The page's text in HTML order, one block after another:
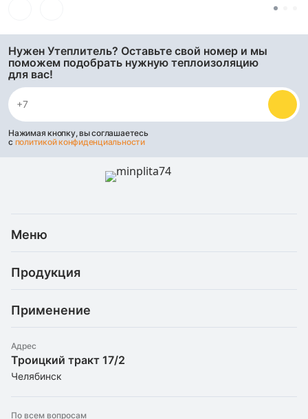
Нужен Утеплитель? Оставьте свой номер и мы
поможем подобрать нужную теплоизоляцию
для вас!
Нажимая кнопку, вы соглашаетесь
с политикой конфиденциальности
Меню
Услуги
Доставка и оплата
О компании
Утеплители оптом
Контакты
Продукция
Базальтовая теплоизоляция
Штапельное стекловолокно
Экструдированный пенополистирол
Пенопласт
Применение
Для бани/сауны
Для вентиляции
Для камина
Адрес
Троицкий тракт 17/2
Челябинск
По всем вопросам